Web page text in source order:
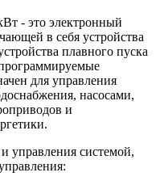
- это электронный
в себя устройства
плавного пуска
для управления
насосами,
и
управления системой,